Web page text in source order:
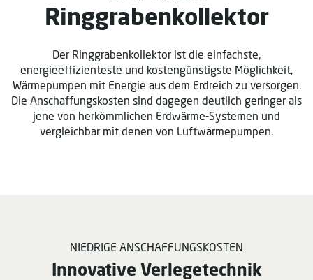
Ringgrabenkollektor
Der Ringgrabenkollektor ist die einfachste,
energieeffizienteste und kostengünstigste Möglichkeit,
Wärmepumpen mit Energie aus dem Erdreich zu versorgen.
Die Anschaffungskosten sind dagegen deutlich geringer als
jene von herkömmlichen Erdwärme-Systemen und
vergleichbar mit denen von Luftwärmepumpen.
NIEDRIGE ANSCHAFFUNGSKOSTEN
Innovative Verlegetechnik